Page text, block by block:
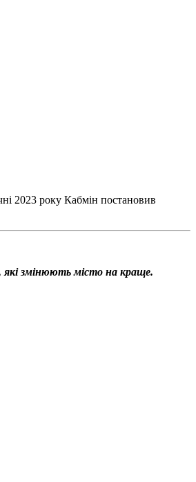
2023 року Кабмін постановив
які змінюють місто на краще.